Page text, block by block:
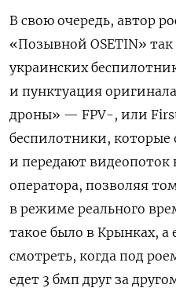
В свою очередь, автор
«Позывной OSETIN»
украинских
и пунктуация
дроны» — FPV-, или
беспилотники,
и передают видеопоток
оператора, позволяя
в режиме реального
такое было в Крынках,
смотреть, когда под
едет 3 бмп друг за